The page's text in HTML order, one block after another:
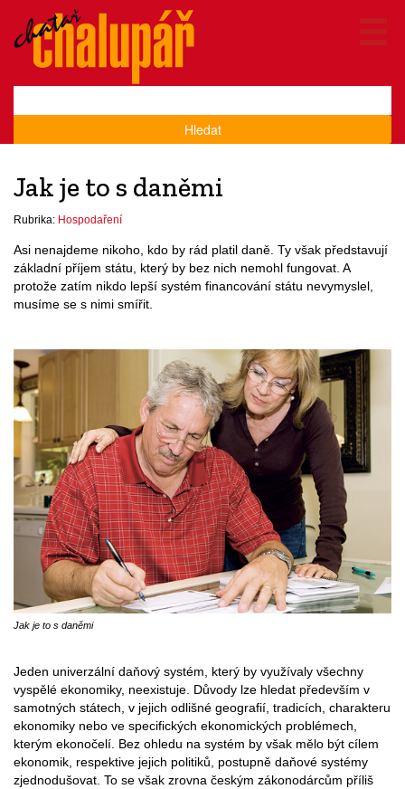
Hledat
Jak je to s daněmi
Rubrika: Hospodaření
Asi nenajdeme nikoho, kdo by rád platil daně. Ty však představují
základní příjem státu, který by bez nich nemohl fungovat. A
protože zatím nikdo lepší systém financování státu nevymyslel,
musíme se s nimi smířit.
Jak je to s daněmi
Jeden univerzální daňový systém, který by využívaly všechny
vyspělé ekonomiky, neexistuje. Důvody lze hledat především v
samotných státech, v jejich odlišné geografií, tradicích, charakteru
ekonomiky nebo ve specifických ekonomických problémech,
kterým ekonočelí. Bez ohledu na systém by však mělo být cílem
ekonomik, respektive jejich politiků, postupně daňové systémy
zjednodušovat. To se však zrovna českým zákonodárcům příliš